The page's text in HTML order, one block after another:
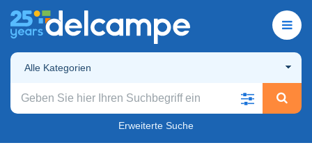
Alle Kategorien
Erweiterte Suche